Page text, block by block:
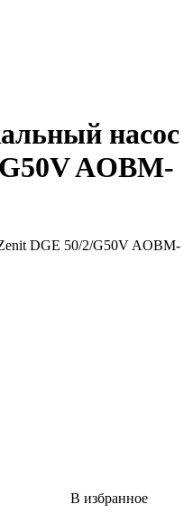
насос
AOBM-
В избранное